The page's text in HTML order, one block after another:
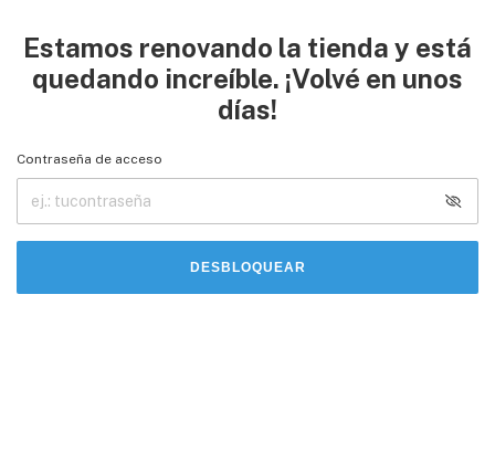
Estamos renovando la tienda y está
quedando increíble. ¡Volvé en unos
días!
Contraseña de acceso
DESBLOQUEAR